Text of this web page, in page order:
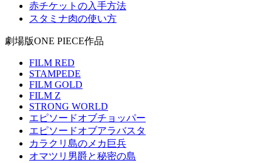
赤チケットの入手方法
スタミナ肉の使い方
劇場版ONE PIECE作品
FILM RED
STAMPEDE
FILM GOLD
FILM Z
STRONG WORLD
エピソードオブチョッパー
エピソードオブアラバスタ
カラクリ島のメカ巨兵
オマツリ男爵と秘密の島